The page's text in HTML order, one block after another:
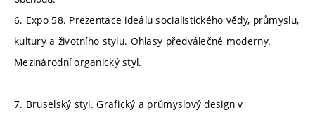
6. Expo 58. Prezentace ideálu socialistického vědy, průmyslu,
kultury a životního stylu. Ohlasy předválečné moderny.
Mezinárodní organický styl.
7. Bruselský styl. Grafický a průmyslový design v